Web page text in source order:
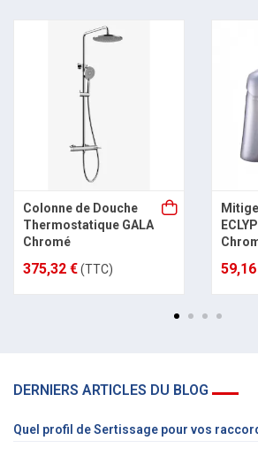
Colonne de Douche
Thermostatique GALA
Chromé
375,32 €(TTC)
DERNIERS ARTICLES DU BLOG
Quel profil de Sertissage pour vos